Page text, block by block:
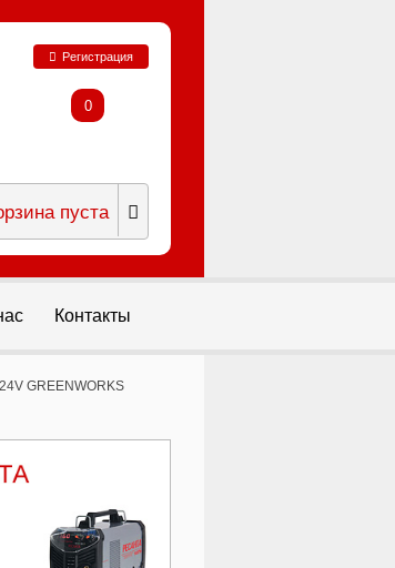
Регистрация
0
пуста
Контакты
GREENWORKS